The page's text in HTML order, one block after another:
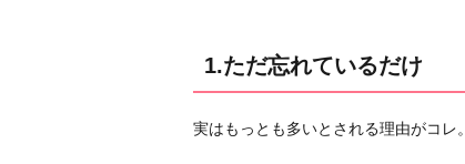
に
と
て
1.ただ忘れているだけ
実はもっとも多いとされる理由がコレ。